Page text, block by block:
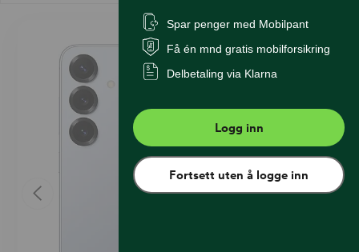
Spar penger med Mobilpant
Få én mnd gratis mobilforsikring
Delbetaling via Klarna
Logg inn
Fortsett uten å logge inn